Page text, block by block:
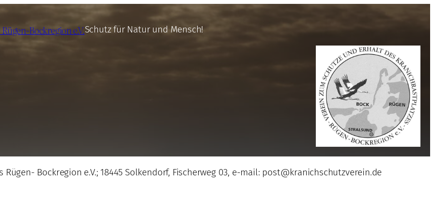
Bockregion e.V.Schutz für Natur und Mensch!
Bockregion e.V.; 18445 Solkendorf, Fischerweg 03, e-mail: post@kranichschutzverein.de